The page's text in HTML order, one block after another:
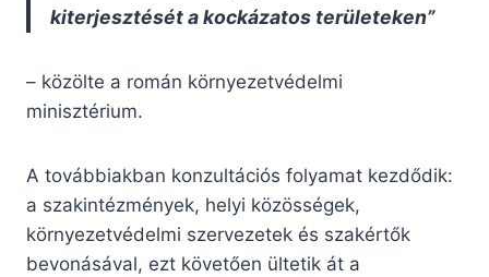
kiterjesztését a kockázatos területeken”
– közölte a román környezetvédelmi
minisztérium.
A továbbiakban konzultációs folyamat kezdődik:
a szakintézmények, helyi közösségek,
környezetvédelmi szervezetek és szakértők
bevonásával, ezt követően ültetik át a